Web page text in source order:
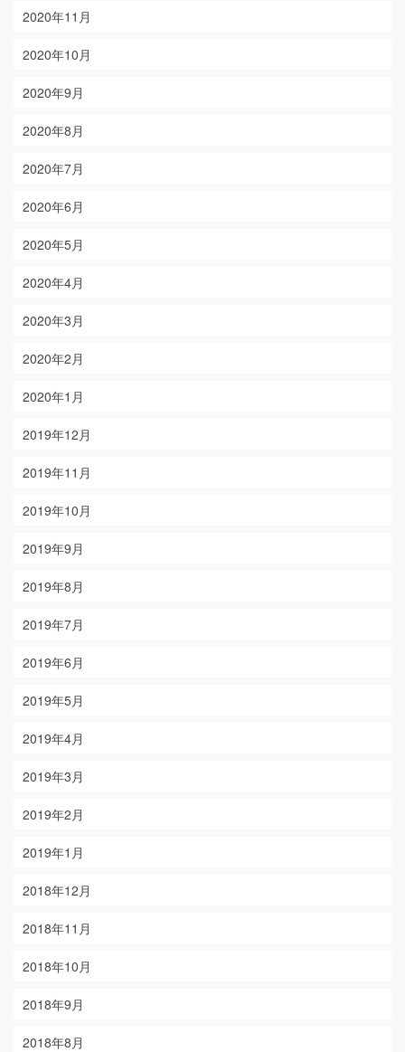
2020年11月
2020年10月
2020年9月
2020年8月
2020年7月
2020年6月
2020年5月
2020年4月
2020年3月
2020年2月
2020年1月
2019年12月
2019年11月
2019年10月
2019年9月
2019年8月
2019年7月
2019年6月
2019年5月
2019年4月
2019年3月
2019年2月
2019年1月
2018年12月
2018年11月
2018年10月
2018年9月
2018年8月